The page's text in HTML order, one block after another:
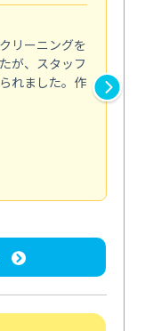
リーニングを
が、スタッフ
れました。作